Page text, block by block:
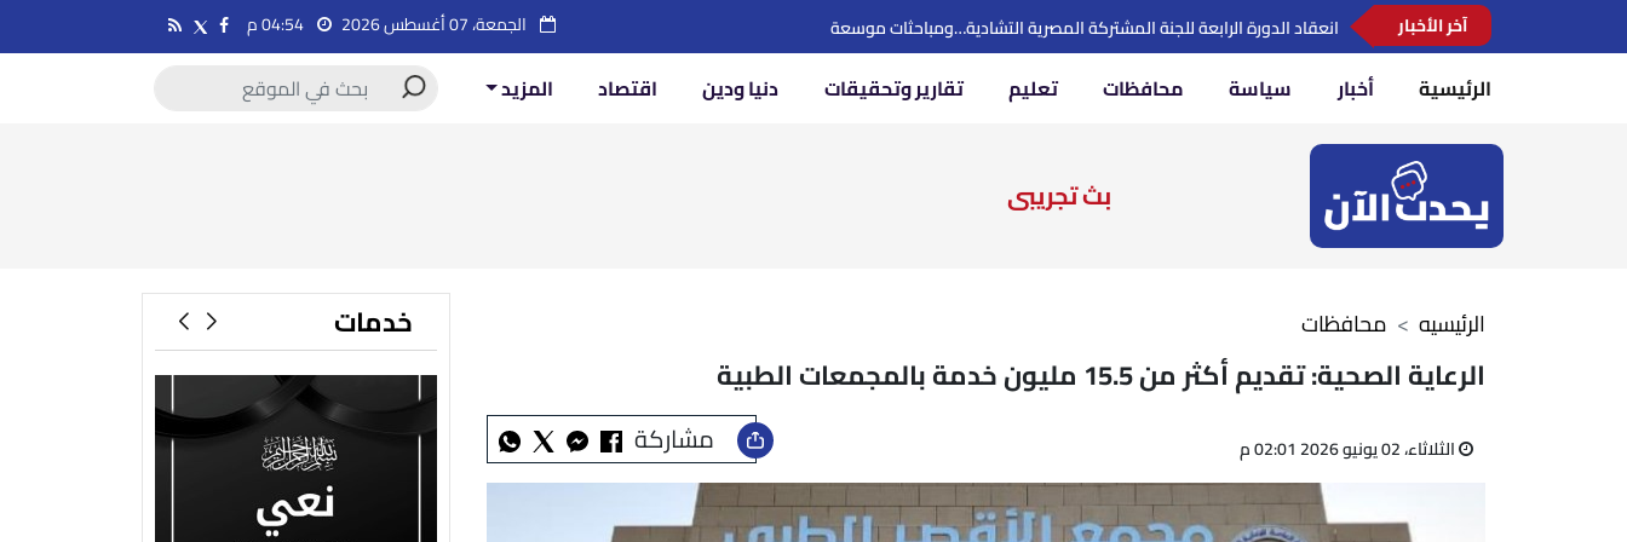
آخر الأخبار وزير التعليم يشارك في مؤتمر رؤساء الجامعات العالمي للسلام الجمعة، 07 أغسطس 2026
الرئيسية أخبار سياسة محافظات تعليم تقارير وتحقيقات دنيا ودين اقتصاد المزيد
بث تجريبى
محافظات الرئيسيه
الرعاية الصحية: تقديم أكثر من 15.5 مليون خدمة بالمجمعات الطبية
الثلاثاء، 02 يونيو 2026 02:01 م مشاركة
خدمات